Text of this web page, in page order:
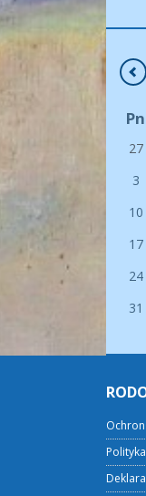
Pn
27
3
10
17
24
31